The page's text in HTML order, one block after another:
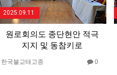
2025.09.11
원로회의도 종단현안 적극
지지 및 동참키로
한국불교태고종 0